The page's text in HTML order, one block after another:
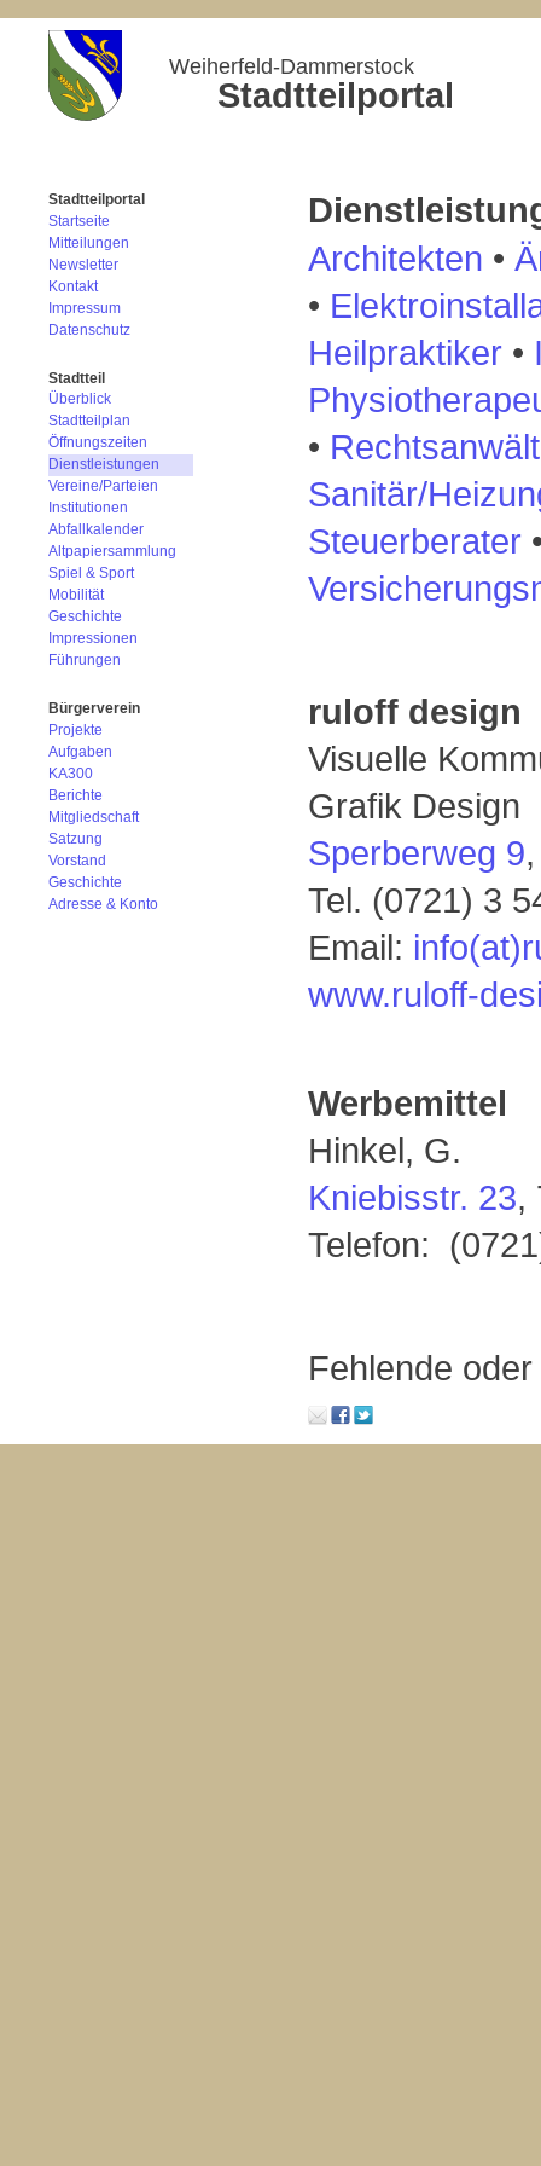
Weiherfeld-Dammerstock
Stadtteilportal
Stadtteilportal
Startseite
Mitteilungen
Newsletter
Kontakt
Impressum
Datenschutz
Stadtteil
Überblick
Stadtteilplan
Öffnungszeiten
Dienstleistungen
Vereine/Parteien
Institutionen
Abfallkalender
Altpapiersammlung
Spiel & Sport
Mobilität
Geschichte
Impressionen
Führungen
Bürgerverein
Projekte
Aufgaben
KA300
Berichte
Mitgliedschaft
Satzung
Vorstand
Geschichte
Adresse & Konto
Architekten •
•
Heilpraktiker •
P
•
Sanitär/
Steuerberater
ruloff design
Visuelle
Grafik Design
Sperberweg 9
Tel. (0721) 3
Email:
www.ruloff-
Werbemittel
Hinkel, G.
Kniebisstr. 23,
Telefon:
Fehlende